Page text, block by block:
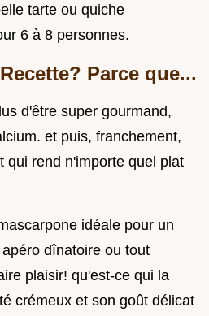
tarte ou quiche
6 à 8 personnes.
Parce que...
d'être super gourmand,
et puis, franchement,
qui rend n'importe quel plat
idéale pour un
dînatoire ou tout
plaisir! qu'est-ce qui la
crémeux et son goût délicat